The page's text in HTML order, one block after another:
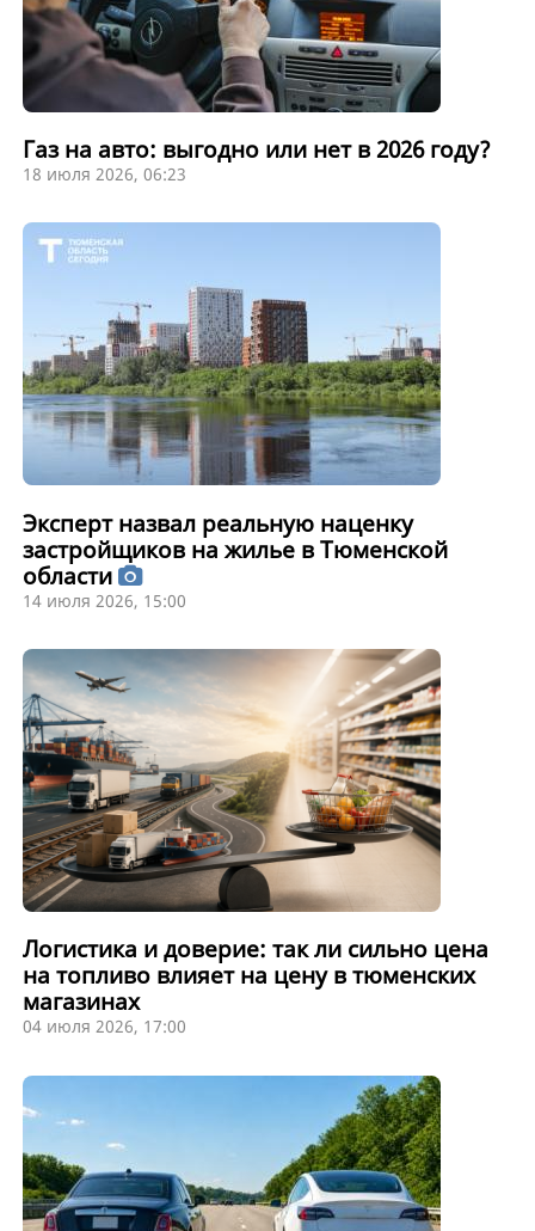
Газ на авто: выгодно или нет в 2026 году?
18 июля 2026, 06:23
Эксперт назвал реальную наценку
застройщиков на жилье в Тюменской
области
14 июля 2026, 15:00
Логистика и доверие: так ли сильно цена
на топливо влияет на цену в тюменских
магазинах
04 июля 2026, 17:00